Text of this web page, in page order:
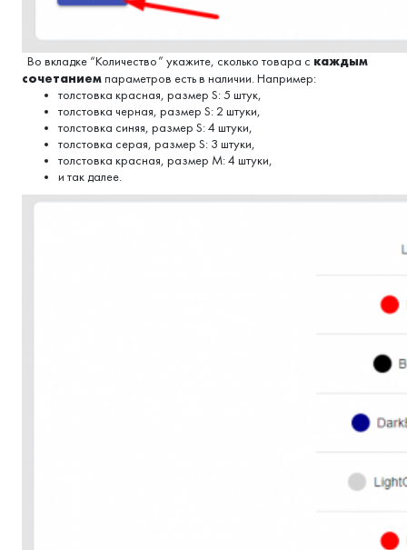
Во вкладке “Количество” укажите, сколько товара с каждым
сочетаниемпараметров есть в наличии. Например:
толстовка красная, размер S: 5 штук,
толстовка черная, размер S: 2 штуки,
толстовка синяя, размер S: 4 штуки,
толстовка серая, размер S: 3 штуки,
толстовка красная, размер M: 4 штуки,
и так далее.